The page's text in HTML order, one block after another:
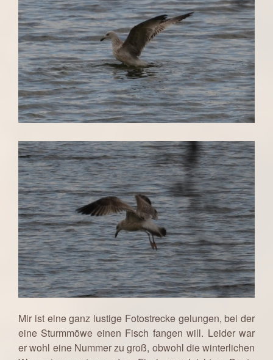
Mir ist eine ganz lustige Fotostrecke gelungen, bei der
eine Sturmmöwe einen Fisch fangen will. Leider war
er wohl eine Nummer zu groß, obwohl die winterlichen